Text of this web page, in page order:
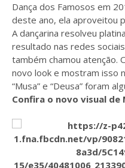
Dança dos Famosos em
deste ano, ela aproveitou
A dançarina resolveu
resultado nas redes
também chamou atenção.
novo look e mostram isso
“Musa” e “Deusa” foram
Confira o novo visual de